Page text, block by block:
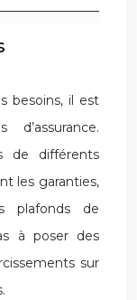
besoins, il est
de différents
les garanties,
plafonds de
à poser des
sur